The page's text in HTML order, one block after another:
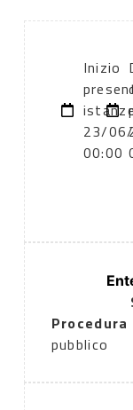
Inizio
23/
00:00
pubblico